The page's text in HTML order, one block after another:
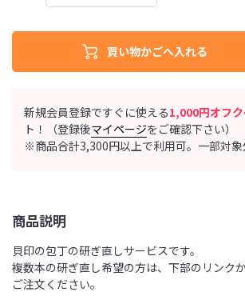
新規会員登録ですぐに使える1,000円オフ
ト！（登録後マイページをご確認下さい）
※商品合計3,300円以上で利用可。一部対象
商品説明
貝印の包丁の研ぎ直しサービスです。
複数本の研ぎ直し希望の方は、下部のリンク
ご注文ください。